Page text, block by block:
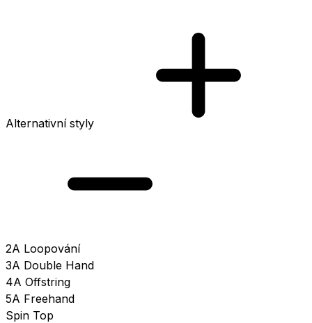
Alternativní styly
2A Loopování
3A Double Hand
4A Offstring
5A Freehand
Spin Top